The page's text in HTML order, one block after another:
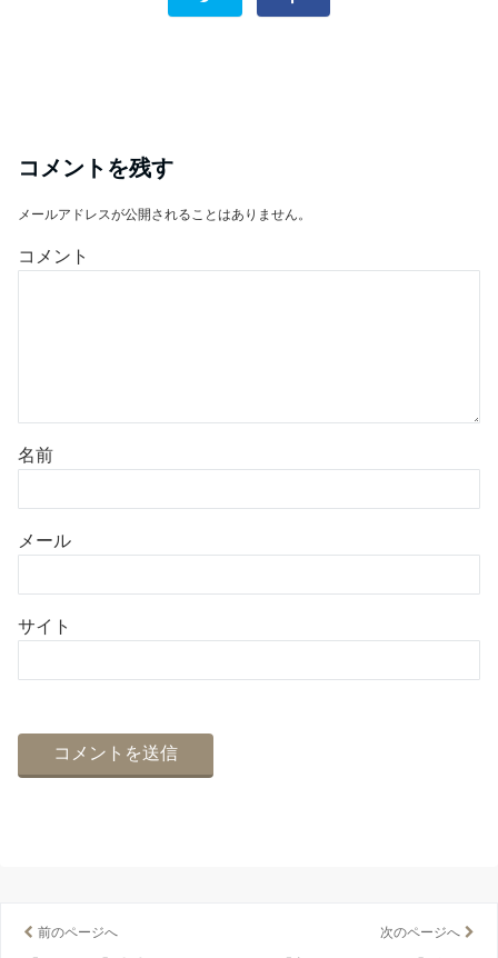
コメントを残す
メールアドレスが公開されることはありません。
コメント
名前
メール
サイト
前のページへ 次のページへ